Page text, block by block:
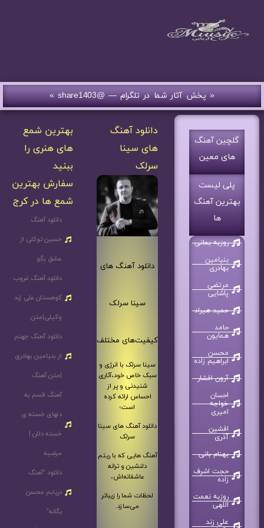
« پخش آثار شما در تلگرام — @share1403 »
گلچین آهنگ
های معین
پلی لیست
بهترین آهنگ
ها
روزبه بمانی
بنیامین
بهادری
مرتضی
پاشایی
حمید هیراد
حامد
همایون
محسن
ابراهیم زاده
آرون افشار
احسان
خواجه
امیری
افشین
آذری
بهنام بانی
حجت اشرف
زاده
روزبه نعمت
اللهی
علی زند
دانلود آهنگ
های سینا
سرلک
دانلود آهنگ های
سینا سرلک
کیفیت‌های مختلف
سینا سرلک با انرژی و
سبک خاص خود،آثاری
شنیدنی و پر از
احساس ارائه کرده
است؛
دانلود آهنگ های سینا
سرلک
آهنگ هایی که با ریتم
دلنشین و ترانه
عاشقانه‌اش،
لحظات شما را زیباتر
می‌سازد.
بهترین شمع
های هنری را
ببنید
سفارش بهترین
شمع ها در کرج
دانلود آهنگ
حسین توکلی از
عشق بگو
دانلود آهنگ غروب
کوهستان علی زند
وکیلی|متن
دانلود آهنگ جهنم
از بنیامین بهادری
|متن آهنگ
آهنگ قسم به
دلهای خسته ی
خسته دلان |
مرضیه
دانلود “آهنگ
دریابم محسن
یگانه”